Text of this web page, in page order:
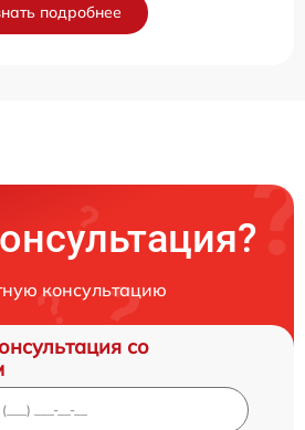
подробнее
консультацию
со